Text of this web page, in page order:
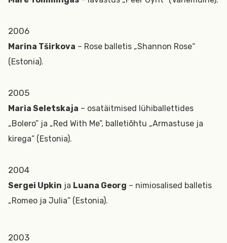
2006
Marina Tširkova – Rose balletis „Shannon Rose“
(Estonia).
2005
Maria Seletskaja – osatäitmised lühiballettides
„Bolero” ja „Red With Me”, balletiõhtu „Armastuse ja
kirega” (Estonia).
2004
Sergei Upkin ja Luana Georg – nimiosalised balletis
„Romeo ja Julia” (Estonia).
2003